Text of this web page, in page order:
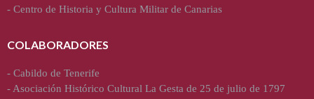
- Centro de Historia y Cultura Militar de Canarias
COLABORADORES
- Cabildo de Tenerife
- Asociación Histórico Cultural La Gesta de 25 de julio de 1797